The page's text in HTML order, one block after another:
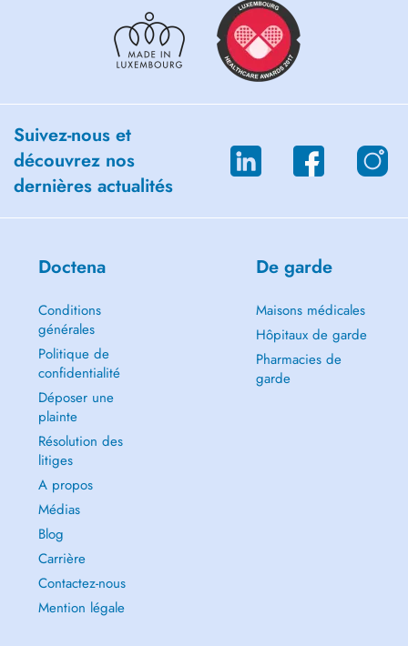
Suivez-nous et
découvrez nos
dernières actualités
Doctena
Conditions
générales
Politique de
confidentialité
Déposer une
plainte
Résolution des
litiges
A propos
Médias
Blog
Carrière
Contactez-nous
Mention légale
De garde
Maisons médicales
Hôpitaux de garde
Pharmacies de
garde